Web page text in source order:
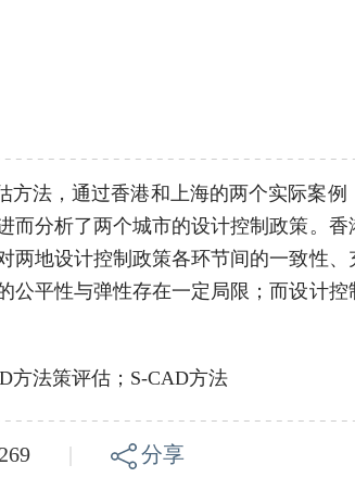
方法，通过香港和上海的两个实际案
分析了两个城市的设计控制政策。
地设计控制政策各环节间的一致性
平性与弹性存在一定局限；而设计
方法策评估；S-CAD方法
| 分享